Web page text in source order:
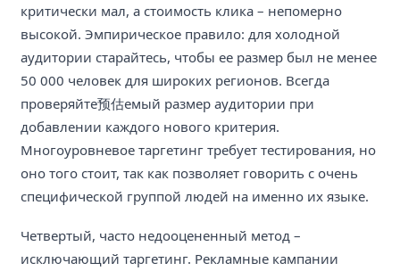
критически мал, а стоимость клика – непомерно
высокой. Эмпирическое правило: для холодной
аудитории старайтесь, чтобы ее размер был не менее
50 000 человек для широких регионов. Всегда
проверяйте预估емый размер аудитории при
добавлении каждого нового критерия.
Многоуровневое таргетинг требует тестирования, но
оно того стоит, так как позволяет говорить с очень
специфической группой людей на именно их языке.
Четвертый, часто недооцененный метод –
исключающий таргетинг. Рекламные кампании